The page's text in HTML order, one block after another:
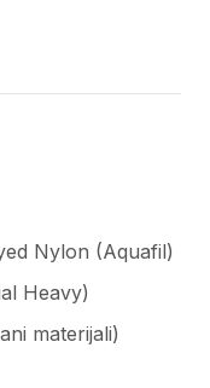
Nylon (Aquafil)
Heavy)
materijali)